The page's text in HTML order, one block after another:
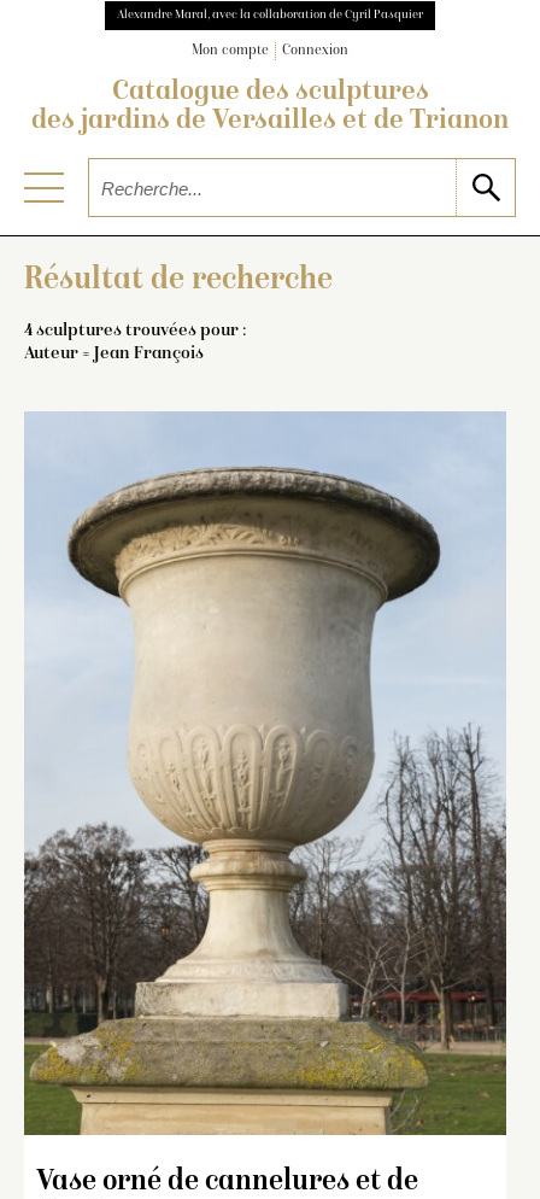
Alexandre Maral, avec la collaboration de Cyril Pasquier
Mon compte Connexion
Catalogue des sculptures
des jardins de Versailles et de Trianon
Résultat de recherche
4 sculptures trouvées pour :
Auteur = Jean François
Vase orné de cannelures et de